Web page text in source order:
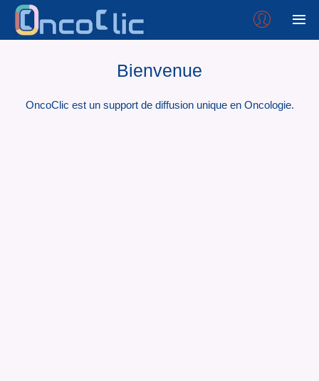
Bienvenue
OncoClic est un support de diffusion unique en Oncologie.